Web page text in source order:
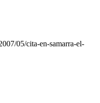
05/cita-en-samarra-el-